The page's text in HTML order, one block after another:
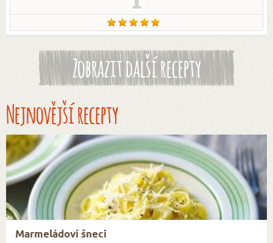
Zobrazit další recepty
Nejnovější recepty
Marmeládoví šneci